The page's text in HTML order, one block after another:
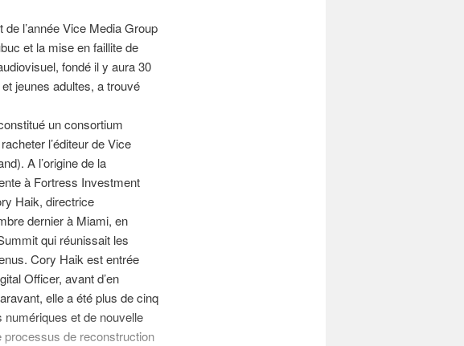
l’année Vice Media Group
et la mise en faillite de
fondé il y aura 30
jeunes adultes, a trouvé
un consortium
l’éditeur de Vice
A l’origine de la
à Fortress Investment
Haik, directrice
dernier à Miami, en
qui réunissait les
Cory Haik est entrée
Officer, avant d’en
elle a été plus de cinq
et de nouvelle
processus de reconstruction